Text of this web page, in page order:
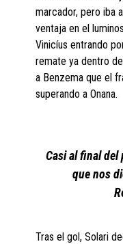
marcador, pero iba
ventaja en el
Vinicíus entrando
remate ya dentro
a Benzema que el
superando a Onana.
Casi al final del
que nos
Tras el gol, Solari